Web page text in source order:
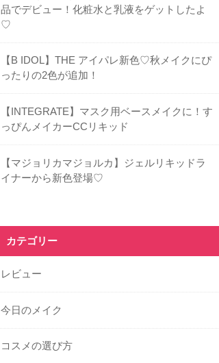
品でデビュー！化粧水と乳液をゲットしたよ
♡
【B IDOL】THE アイパレ新色♡秋メイクにぴ
ったりの2色が追加！
【INTEGRATE】マスク用ベースメイクに！す
っぴんメイカーCCリキッド
【マジョリカマジョルカ】ジェルリキッドラ
イナーから新色登場♡
カテゴリー
レビュー
今日のメイク
コスメの選び方